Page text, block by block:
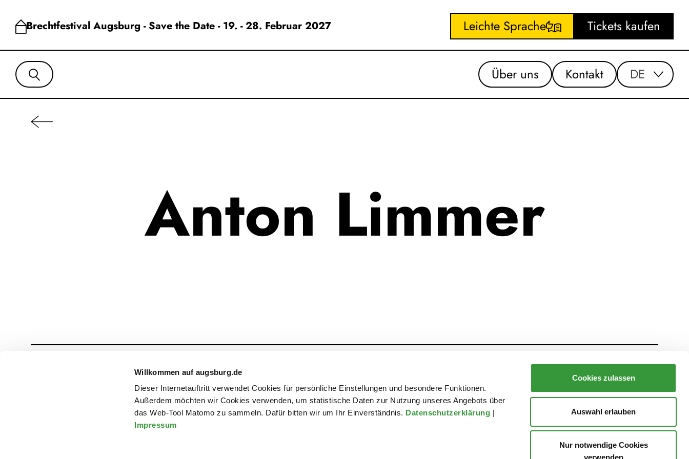
Willkommen auf augsburg.de
Dieser Internetauftritt verwendet Cookies für persönliche Einstellungen und besondere Funktionen.
Außerdem möchten wir Cookies verwenden, um statistische Daten zur Nutzung unseres Angebots über
das Web-Tool Matomo zu sammeln. Dafür bitten wir um Ihr Einverständnis. Datenschutzerklärung |
Impressum
Cookies zulassen
Auswahl erlauben
Nur notwendige Cookies
verwenden
Brechtfestival Augsburg - Save the Date - 19. - 28. Februar 2027 Leichte Sprache Tickets kaufen
Über uns Kontakt DE
Anton Limmer
Datenschutz Impressum